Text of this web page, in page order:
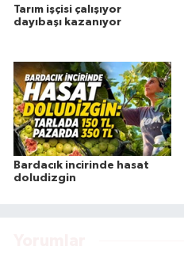
Tarım işçisi çalışıyor
dayıbaşı kazanıyor
Bardacık incirinde hasat
doludizgin